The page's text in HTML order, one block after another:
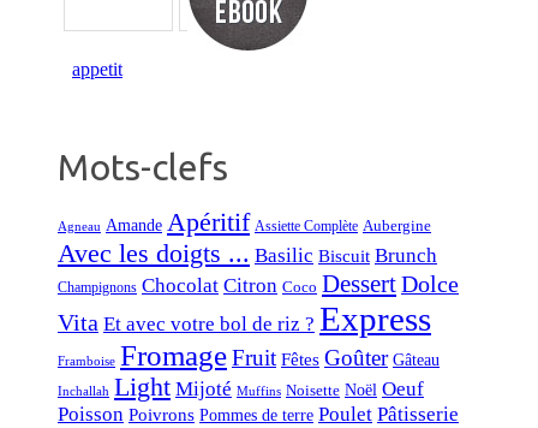
Mots-clefs
Agneau Amande Apéritif Assiette Complète Aubergine
Avec les doigts ... Basilic Biscuit Brunch
Champignons Chocolat Citron Coco DessertDolce
Vita Et avec votre bol de riz ? Express
Framboise FromageFruit Fêtes Goûter Gâteau
Inchallah Light Mijoté Muffins Noisette Noël Oeuf
Poisson Poivrons Pommes de terre Poulet Pâtisserie